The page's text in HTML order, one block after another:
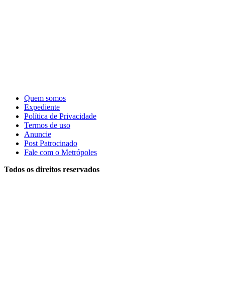
Quem somos
Expediente
Política de Privacidade
Termos de uso
Anuncie
Post Patrocinado
Fale com o Metrópoles
Todos os direitos reservados